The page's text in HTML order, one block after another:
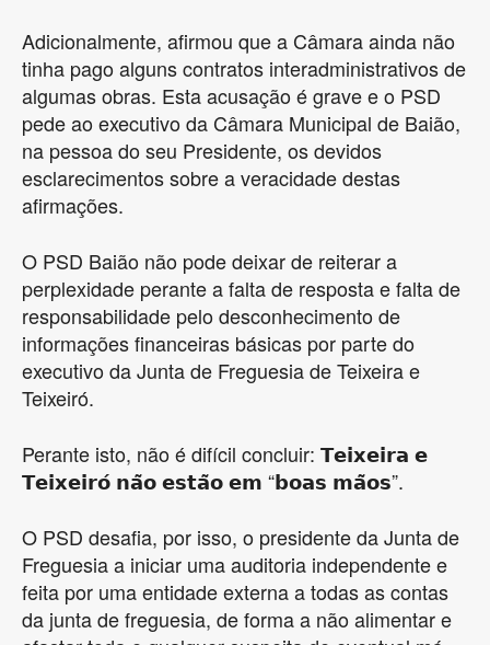
Adicionalmente, afirmou que a Câmara ainda não
tinha pago alguns contratos interadministrativos de
algumas obras. Esta acusação é grave e o PSD
pede ao executivo da Câmara Municipal de Baião,
na pessoa do seu Presidente, os devidos
esclarecimentos sobre a veracidade destas
afirmações.
O PSD Baião não pode deixar de reiterar a
perplexidade perante a falta de resposta e falta de
responsabilidade pelo desconhecimento de
informações financeiras básicas por parte do
executivo da Junta de Freguesia de Teixeira e
Teixeiró.
Perante isto, não é difícil concluir: 𝗧𝗲𝗶𝘅𝗲𝗶𝗿𝗮 𝗲
𝗧𝗲𝗶𝘅𝗲𝗶𝗿𝗼́ 𝗻𝗮̃𝗼 𝗲𝘀𝘁𝗮̃𝗼 𝗲𝗺 “𝗯𝗼𝗮𝘀 𝗺𝗮̃𝗼𝘀”.
O PSD desafia, por isso, o presidente da Junta de
Freguesia a iniciar uma auditoria independente e
feita por uma entidade externa a todas as contas
da junta de freguesia, de forma a não alimentar e